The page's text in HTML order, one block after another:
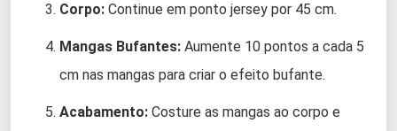
Corpo: Continue em ponto jersey por 45 cm.
Mangas Bufantes: Aumente 10 pontos a cada 5
cm nas mangas para criar o efeito bufante.
Acabamento: Costure as mangas ao corpo e